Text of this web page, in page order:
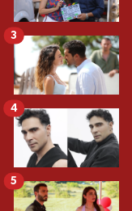
3
4
5